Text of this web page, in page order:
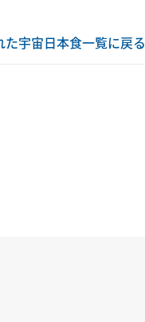
た宇宙日本食一覧に戻る